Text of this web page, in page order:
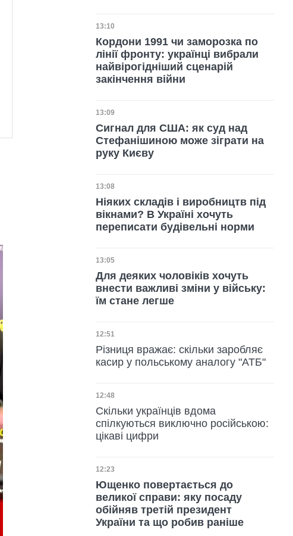
Дата публікації
13:10
Кордони 1991 чи заморозка по
лінії фронту: українці вибрали
найвірогідніший сценарій
закінчення війни
Дата публікації
13:09
Сигнал для США: як суд над
Стефанішиною може зіграти на
руку Києву
Дата публікації
13:08
Ніяких складів і виробництв під
вікнами? В Україні хочуть
переписати будівельні норми
Дата публікації
13:05
Для деяких чоловіків хочуть
внести важливі зміни у війську:
їм стане легше
Дата публікації
12:51
Різниця вражає: скільки заробляє
касир у польському аналогу "АТБ"
Дата публікації
12:48
Скільки українців вдома
спілкуються виключно російською:
цікаві цифри
Дата публікації
12:23
Ющенко повертається до
великої справи: яку посаду
обійняв третій президент
України та що робив раніше